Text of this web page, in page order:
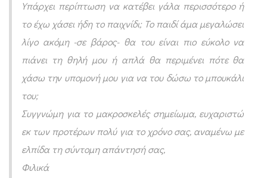
Υπάρχει περίπτωση να κατέβει γάλα περισσότερο ή
το έχω χάσει ήδη το παιχνίδι; Το παιδί άμα μεγαλώσει
λίγο ακόμη -σε βάρος- θα του είναι πιο εύκολο να
πιάνει τη θηλή μου ή απλά θα περιμένει πότε θα
χάσω την υπομονή μου για να του δώσω το μπουκάλι
του;
Συγγνώμη για το μακροσκελές σημείωμα, ευχαριστώ
εκ των προτέρων πολύ για το χρόνο σας, αναμένω με
ελπίδα τη σύντομη απάντησή σας,
Φιλικά